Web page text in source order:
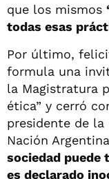
que los mismos
todas esas
Por último,
formula una
la Magistratura
ética” y cerró
presidente de
Nación
sociedad puede
es declarado